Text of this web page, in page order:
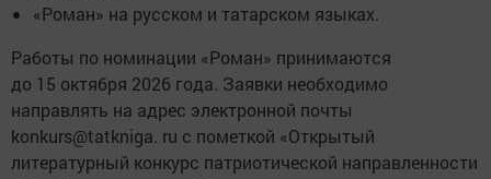
«Роман» на русском и татарском языках.
Работы по номинации «Роман» принимаются
до 15 октября 2026 года. Заявки необходимо
направлять на адрес электронной почты
konkurs@tatkniga. ru с пометкой «Открытый
литературный конкурс патриотической направленности